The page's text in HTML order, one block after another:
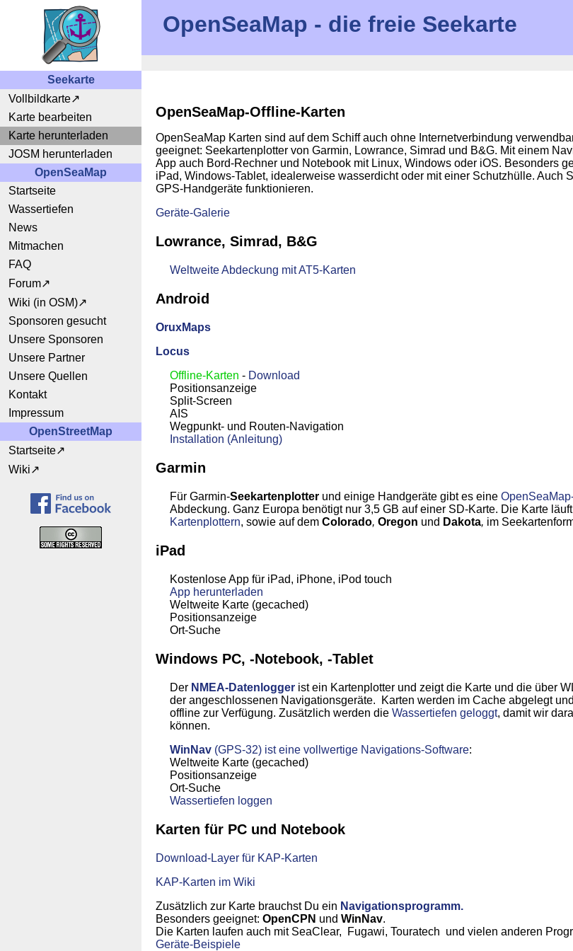
OpenSeaMap - die freie Seekarte
Seekarte
Vollbildkarte
Karte bearbeiten
Karte herunterladen
JOSM herunterladen
OpenSeaMap
Startseite
Wassertiefen
News
Mitmachen
FAQ
Forum
Wiki (in OSM)
Sponsoren gesucht
Unsere Sponsoren
Unsere Partner
Unsere Quellen
Kontakt
Impressum
OpenStreetMap
Startseite
Wiki
OpenSeaMap-Offline-Karten
OpenSeaMap Karten sind auf dem Schiff auch ohne Internetverbindung
geeignet: Seekartenplotter von Garmin, Lowrance, Simrad und B&G. Mit einem
App auch Bord-Rechner und Notebook mit Linux, Windows oder iOS. Besonders
iPad, Windows-Tablet, idealerweise wasserdicht oder mit einer Schutzhülle. Auch
GPS-Handgeräte funktionieren.
Geräte-Galerie
Lowrance, Simrad, B&G
Weltweite Abdeckung mit AT5-Karten
Android
OruxMaps
Locus
Offline-Karten - Download
Positionsanzeige
Split-Screen
AIS
Wegpunkt- und Routen-Navigation
Installation (Anleitung)
Garmin
Für Garmin-Seekartenplotter und einige Handgeräte gibt es eine
Abdeckung. Ganz Europa benötigt nur 3,5 GB auf einer SD-Karte. Die Karte
Kartenplottern, sowie auf dem Colorado, Oregon und Dakota, im
iPad
Kostenlose App für iPad, iPhone, iPod touch
App herunterladen
Weltweite Karte (gecached)
Positionsanzeige
Ort-Suche
Windows PC, -Notebook, -Tablet
Der NMEA-Datenlogger ist ein Kartenplotter und zeigt die Karte und die über
der angeschlossenen Navigationsgeräte. Karten werden im Cache abgelegt
offline zur Verfügung. Zusätzlich werden die Wassertiefen geloggt, damit wir
können.
WinNav (GPS-32) ist eine vollwertige Navigations-Software:
Weltweite Karte (gecached)
Positionsanzeige
Ort-Suche
Wassertiefen loggen
Karten für PC und Notebook
Download-Layer für KAP-Karten
KAP-Karten im Wiki
Zusätzlich zur Karte brauchst Du ein Navigationsprogramm.
Besonders geeignet: OpenCPN und WinNav.
Die Karten laufen auch mit SeaClear, Fugawi, Touratech und vielen anderen
Geräte-Beispiele